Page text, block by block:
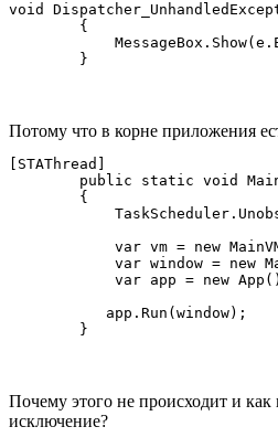
void
        {
        }
Потому что в корне приложения
[STAThread]
public static void
        {
var vm = new
var window = new
var app = new
           app.Run(window);
        }
Почему этого не происходит и как
исключение?